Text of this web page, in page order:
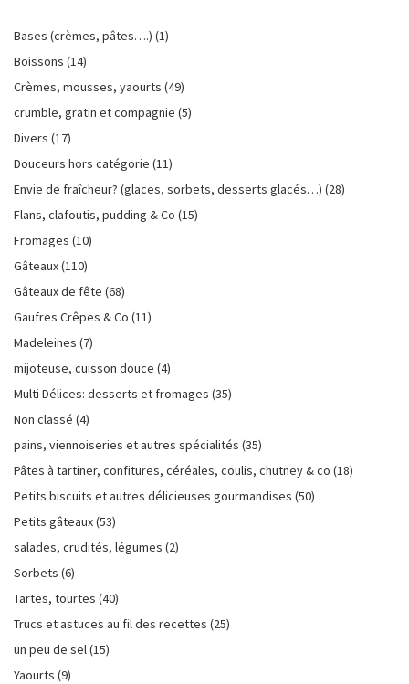
Bases (crèmes, pâtes….) (1)
Boissons (14)
Crèmes, mousses, yaourts (49)
crumble, gratin et compagnie (5)
Divers (17)
Douceurs hors catégorie (11)
Envie de fraîcheur? (glaces, sorbets, desserts glacés…) (28)
Flans, clafoutis, pudding & Co (15)
Fromages (10)
Gâteaux(110)
Gâteaux de fête (68)
Gaufres Crêpes & Co (11)
Madeleines (7)
mijoteuse, cuisson douce (4)
Multi Délices: desserts et fromages (35)
Non classé (4)
pains, viennoiseries et autres spécialités (35)
Pâtes à tartiner, confitures, céréales, coulis, chutney & co (18)
Petits biscuits et autres délicieuses gourmandises (50)
Petits gâteaux(53)
salades, crudités, légumes (2)
Sorbets (6)
Tartes, tourtes (40)
Trucs et astuces au fil des recettes (25)
un peu de sel(15)
Yaourts (9)